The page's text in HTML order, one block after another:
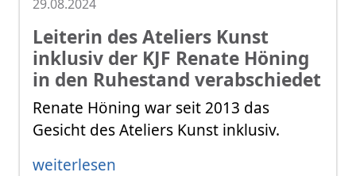
29.08.2024
Leiterin des Ateliers Kunst
inklusiv der KJF Renate Höning
in den Ruhestand verabschiedet
Renate Höning war seit 2013 das
Gesicht des Ateliers Kunst inklusiv.
weiterlesen